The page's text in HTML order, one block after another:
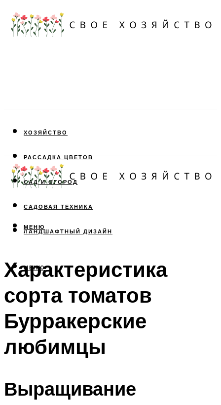
ХОЗЯЙСТВО
РАССАДКА ЦВЕТОВ
САД И ОГОРОД
САДОВАЯ ТЕХНИКА
ЛАНДШАФТНЫЙ ДИЗАЙН
МЕНЮ
МЕНЮ
Характеристика
сорта томатов
Бурракерские
любимцы
Выращивание